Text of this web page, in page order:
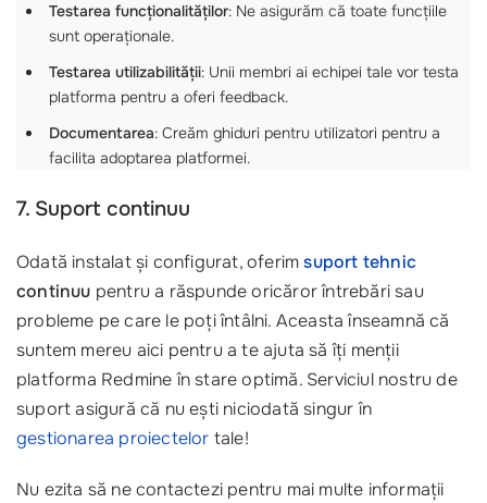
Testarea funcționalităților: Ne asigurăm că toate funcțiile
sunt operaționale.
Testarea utilizabilității: Unii membri ai echipei tale vor testa
platforma pentru a oferi feedback.
Documentarea: Creăm ghiduri pentru utilizatori pentru a
facilita adoptarea platformei.
7. Suport continuu
Odată instalat și configurat, oferimsuport tehnic
continuu pentru a răspunde oricăror întrebări sau
probleme pe care le poți întâlni. Aceasta înseamnă că
suntem mereu aici pentru a te ajuta să îți menții
platforma Redmine în stare optimă. Serviciul nostru de
suport asigură că nu ești niciodată singur în
gestionarea proiectelor tale!
Nu ezita să ne contactezi pentru mai multe informații